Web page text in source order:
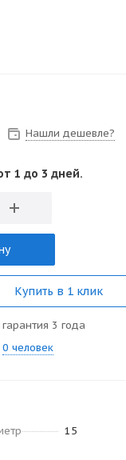
Нашли дешевле?
1 до 3 дней.
Купить в 1 клик
3 года
0 человек
15